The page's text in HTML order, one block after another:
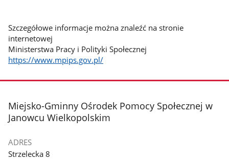
Szczegółowe informacje można znaleźć na stronie
internetowej
Ministerstwa Pracy i Polityki Społecznej
https://www.mpips.gov.pl/
stopka
Miejsko-Gminny Ośrodek Pomocy Społecznej w
Janowcu Wielkopolskim
ADRES
Strzelecka 8